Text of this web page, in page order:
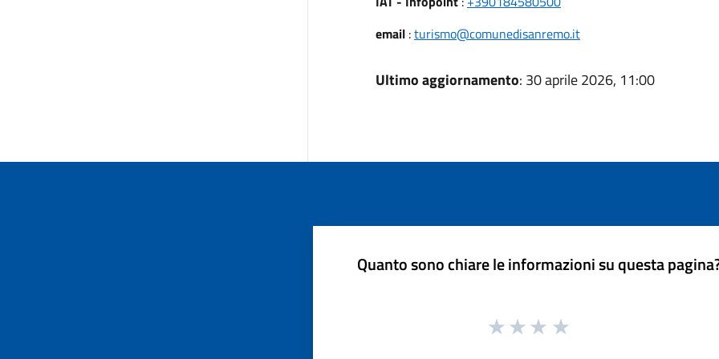
email:turismo@comunedisanremo.it
Ultimo aggiornamento: 30 aprile 2026, 11:00
Quanto sono chiare le informazioni su questa